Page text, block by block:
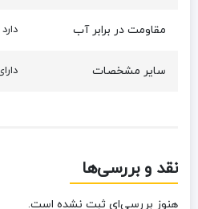
مقاومت در برابر آب دارد
سایر مشخصات
نقد و بررسی‌ها
هنوز بررسی‌ای ثبت نشده است.